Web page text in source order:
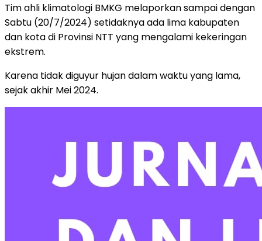
Tim ahli klimatologi BMKG melaporkan sampai dengan
Sabtu (20/7/2024) setidaknya ada lima kabupaten
dan kota di Provinsi NTT yang mengalami kekeringan
ekstrem.
Karena tidak diguyur hujan dalam waktu yang lama,
sejak akhir Mei 2024.